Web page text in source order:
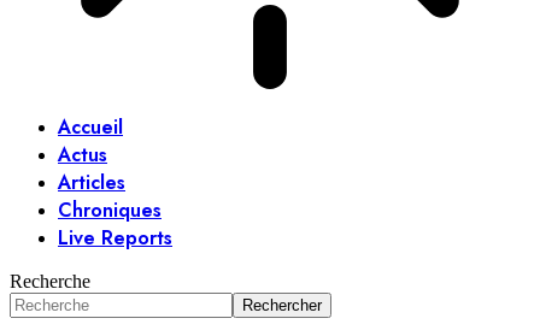
Accueil
Actus
Articles
Chroniques
Live Reports
Recherche